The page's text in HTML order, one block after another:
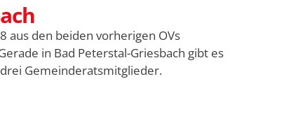
aus den beiden vorherigen OVs
in Bad Peterstal-Griesbach gibt es
Gemeinderatsmitglieder.